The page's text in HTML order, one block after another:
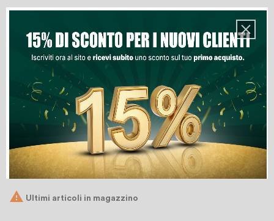
Aggiungi Al Carrello
Lista Dei Desideri
 Ultimi articoli in magazzino